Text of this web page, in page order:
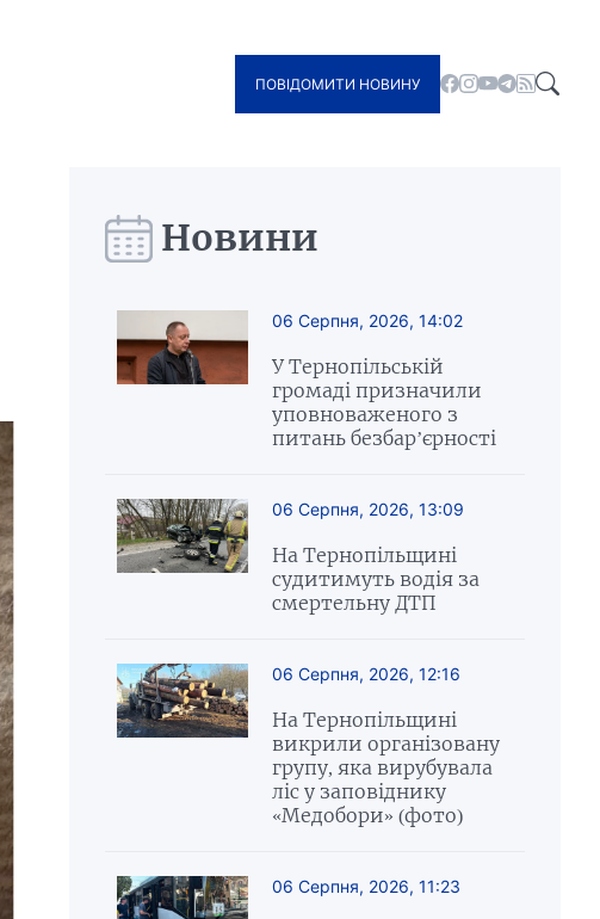
ПОВІДОМИТИ НОВИНУ
Новини
06 Серпня, 2026, 14:02
У Тернопільській
громаді призначили
уповноваженого з
питань безбар’єрності
06 Серпня, 2026, 13:09
На Тернопільщині
судитимуть водія за
смертельну ДТП
06 Серпня, 2026, 12:16
На Тернопільщині
викрили організовану
групу, яка вирубувала
ліс у заповіднику
«Медобори» (фото)
06 Серпня, 2026, 11:23